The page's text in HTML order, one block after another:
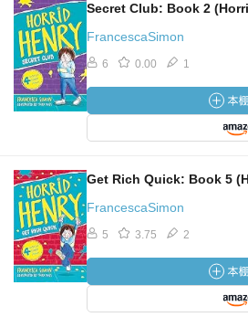
Secret Club: Book 2
FrancescaSimon
6 0.00 1
Get Rich Quick: Book 5
FrancescaSimon
5 3.75 2